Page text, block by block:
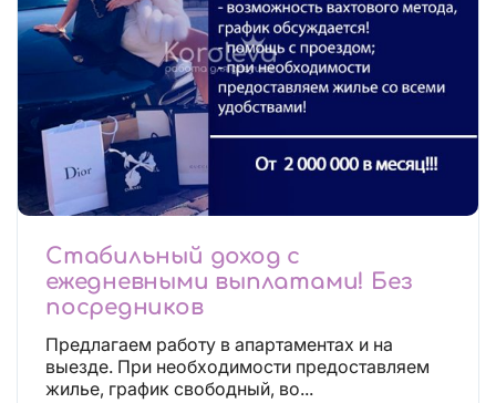
Стабильный доход с
ежедневными выплатами! Без
посредников
Предлагаем работу в апартаментах и на
выезде. При необходимости предоставляем
жилье, график свободный, во...